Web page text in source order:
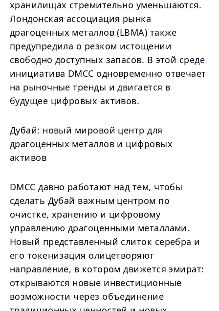
хранилищах стремительно уменьшаются.
Лондонская ассоциация рынка
драгоценных металлов (LBMA) также
предупредила о резком истощении
свободно доступных запасов. В этой среде
инициатива DMCC одновременно отвечает
на рыночные тренды и двигается в
будущее цифровых активов.
Дубай: новый мировой центр для
драгоценных металлов и цифровых
активов
DMCC давно работают над тем, чтобы
сделать Дубай важным центром по
очистке, хранению и цифровому
управлению драгоценными металлами.
Новый представленный слиток серебра и
его токенизация олицетворяют
направление, в котором движется эмират:
открываются новые инвестиционные
возможности через объединение